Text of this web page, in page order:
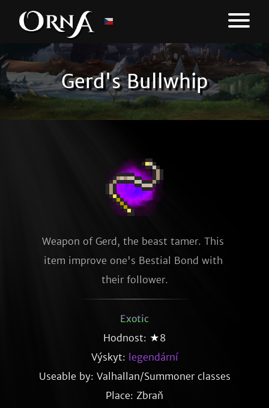
Gerd's Bullwhip
Weapon of Gerd, the beast tamer. This
item improve one's Bestial Bond with
their follower.
Exotic
Hodnost: ★8
Výskyt: legendární
Useable by: Valhallan/Summoner classes
Place: Zbraň